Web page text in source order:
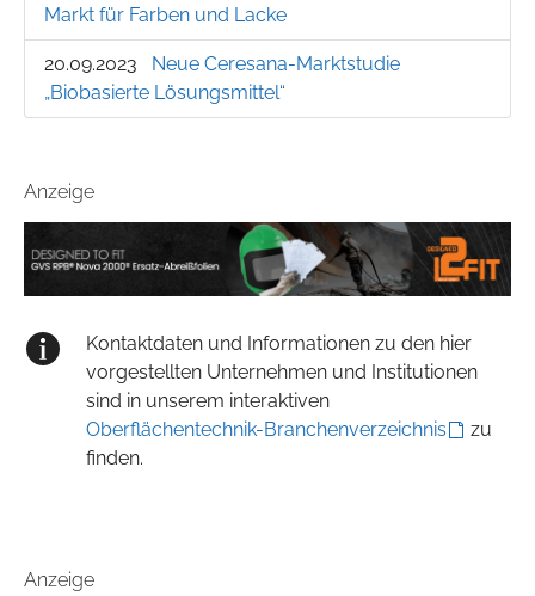
Markt für Farben und Lacke
20.09.2023
Neue Ceresana-Marktstudie
„Biobasierte Lösungsmittel“
Anzeige
Kontaktdaten und Informationen zu den hier
vorgestellten Unternehmen und Institutionen
sind in unserem interaktiven
Oberflächentechnik-Branchenverzeichnis
zu
finden.
Anzeige